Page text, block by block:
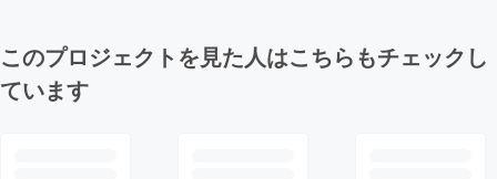
このプロジェクトを見た人はこちらもチェックし
ています